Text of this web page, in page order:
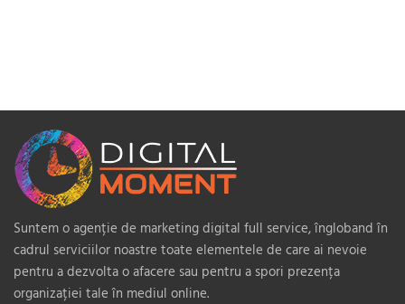
Suntem o agenție de marketing digital full service, îngloband în
cadrul serviciilor noastre toate elementele de care ai nevoie
pentru a dezvolta o afacere sau pentru a spori prezența
organizației tale în mediul online.